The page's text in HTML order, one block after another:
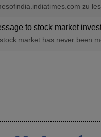
zu
to stock market
market has never been